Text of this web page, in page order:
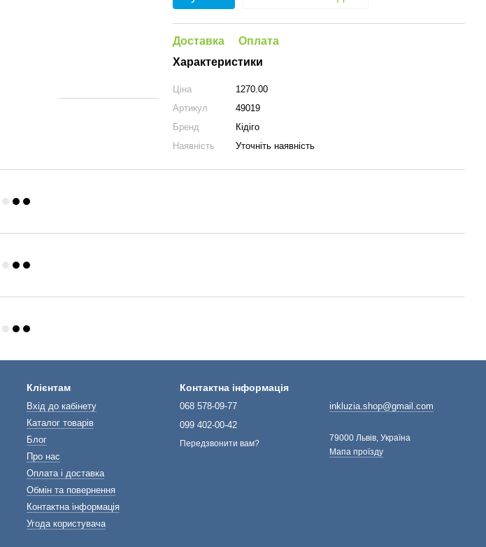
Доставка
Оплата
Характеристики
Ціна
1270.00
Артикул
49019
Бренд
Кідіго
Наявність
Уточніть наявність
Клієнтам
Вхід до кабінету
Каталог товарів
Блог
Про нас
Оплата і доставка
Обмін та повернення
Контактна інформація
Угода користувача
Контактна інформація
068 578-09-77
099 402-00-42
Передзвонити вам?
inkluzia.shop@gmail.com
79000 Львів, Україна
Мапа проїзду